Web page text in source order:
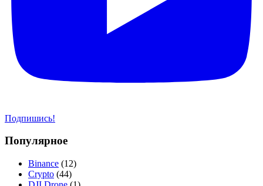
Подпишись!
Популярное
Binance (12)
Crypto (44)